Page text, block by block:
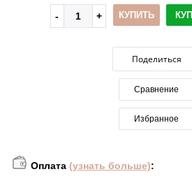
КУПИТЬ
Поделиться
Сравнение
Избранное
Оплата (узнать больше):